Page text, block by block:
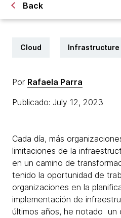
Back
Cloud Infrastructure
Por Rafaela Parra
Publicado: July 12, 2023
Cada día, más
limitaciones de la
en un camino de
tenido la oportunidad de
organizaciones en la
implementación de
últimos años, he notado un